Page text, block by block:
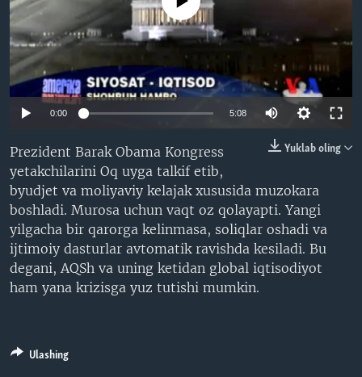
VIDEO
XABARLAR SURATLARDA
ODNOKLASSNIKI
TELEGRAM
TWITTER
SOUNDCLOUD
VOA
0:00 5:08
Yuklab oling
Prezident Barak Obama Kongress
yetakchilarini Oq uyga talkif etib,
byudjet va moliyaviy kelajak xususida muzokara
boshladi. Murosa uchun vaqt oz qolayapti. Yangi
yilgacha bir qarorga kelinmasa, soliqlar oshadi va
ijtimoiy dasturlar avtomatik ravishda kesiladi. Bu
degani, AQSh va uning ketidan global iqtisodiyot
ham yana krizisga yuz tutishi mumkin.
Ulashing